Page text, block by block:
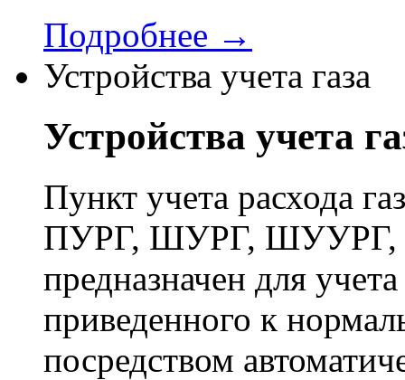
Подробнее →
Устройства учета газа
Устройства учета
Пункт учета
ПУРГ, ШУРГ, ШУУРГ,
предназначен для
приведенного к
посредством